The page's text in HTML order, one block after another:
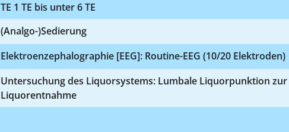
TE 1 TE bis unter 6 TE
(Analgo-)Sedierung
Elektroenzephalographie [EEG]: Routine-EEG (10/20 Elektroden)
Untersuchung des Liquorsystems: Lumbale Liquorpunktion zur
Liquorentnahme